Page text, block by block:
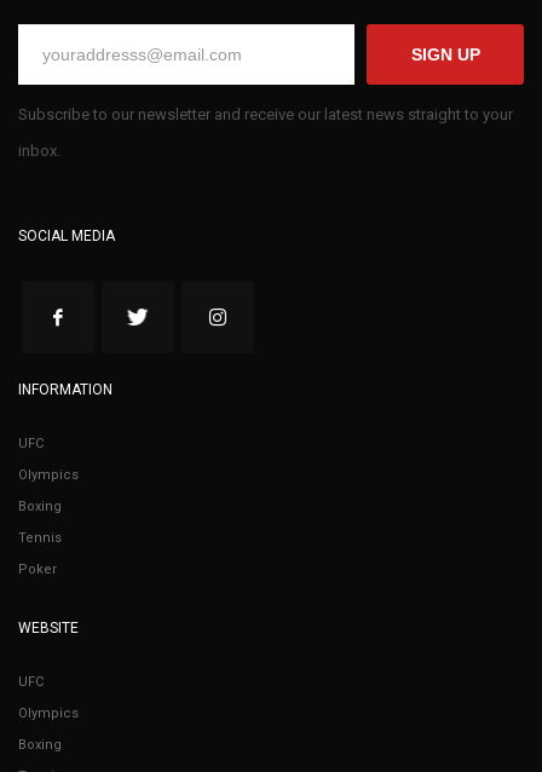
SIGN UP
Subscribe to our newsletter and receive our latest news straight to your
inbox.
SOCIAL MEDIA
INFORMATION
UFC
Olympics
Boxing
Tennis
Poker
WEBSITE
UFC
Olympics
Boxing